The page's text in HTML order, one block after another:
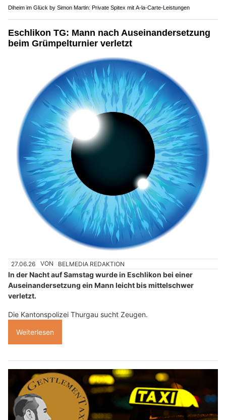
Diheim im Glück by Simon Martin: Private Spitex mit A-la-Carte-Leistungen
Eschlikon TG: Mann nach Auseinandersetzung
beim Grümpelturnier verletzt
27.06.26 VON BELMEDIA REDAKTION
In der Nacht auf Samstag wurde in Eschlikon bei einer
Auseinandersetzung ein Mann leicht bis mittelschwer
verletzt.
Die Kantonspolizei Thurgau sucht Zeugen.
Weiterlesen